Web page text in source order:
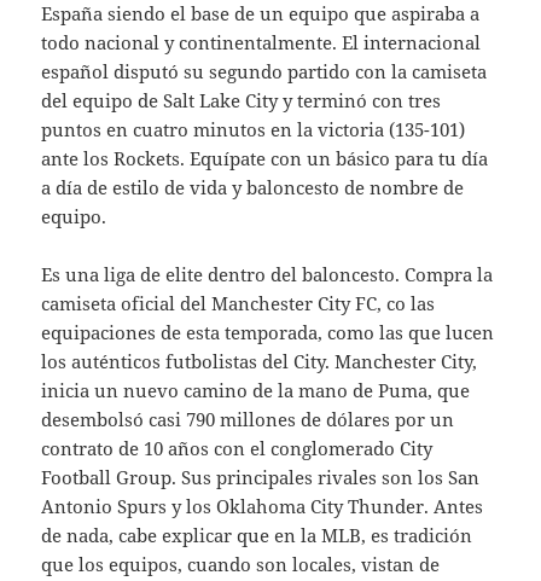
España siendo el base de un equipo que aspiraba a
todo nacional y continentalmente. El internacional
español disputó su segundo partido con la camiseta
del equipo de Salt Lake City y terminó con tres
puntos en cuatro minutos en la victoria (135-101)
ante los Rockets. Equípate con un básico para tu día
a día de estilo de vida y baloncesto de nombre de
equipo.
Es una liga de elite dentro del baloncesto. Compra la
camiseta oficial del Manchester City FC, co las
equipaciones de esta temporada, como las que lucen
los auténticos futbolistas del City. Manchester City,
inicia un nuevo camino de la mano de Puma, que
desembolsó casi 790 millones de dólares por un
contrato de 10 años con el conglomerado City
Football Group. Sus principales rivales son los San
Antonio Spurs y los Oklahoma City Thunder. Antes
de nada, cabe explicar que en la MLB, es tradición
que los equipos, cuando son locales, vistan de